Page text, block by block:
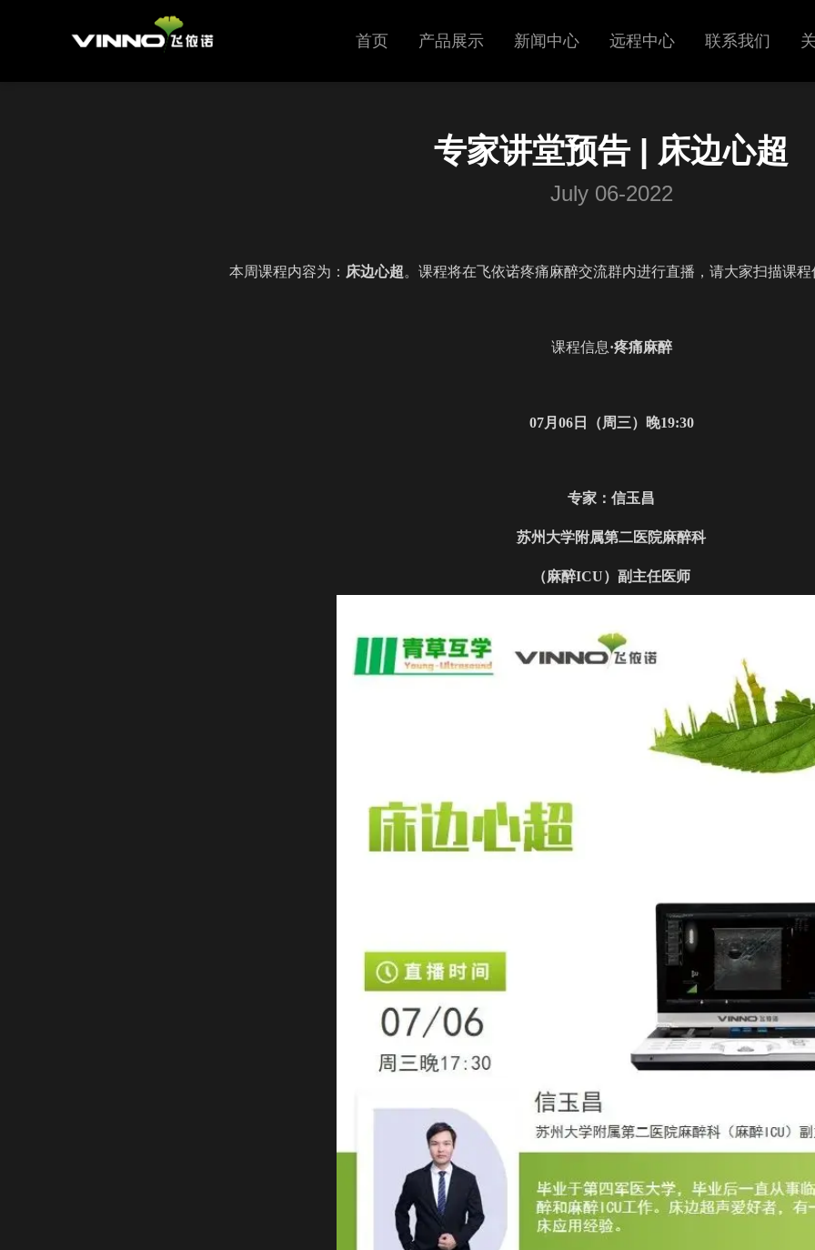
首页 产品展示
呼吸机
新闻中心
新闻中心
远程中心 联系我们
专家讲堂预告 | 床边心超
July 06-2022
本周课程内容为： 床边心超。课程将在飞依诺疼痛麻醉交流群内进行直播，请大家扫描课
课程信息·疼痛麻醉
07月 06日（周三）晚19:30
专家： 信玉昌
苏州大学附属第二医院麻醉科
（麻醉ICU）副主任医师